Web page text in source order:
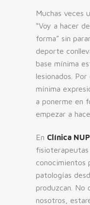
Muchas veces
“Voy a hacer
forma” sin
deporte
base mínima
lesionados.
mínima
a ponerme en
empezar a
En Clínica
fisioterapeutas
conocimientos
patologías
produzcan. No
nosotros,